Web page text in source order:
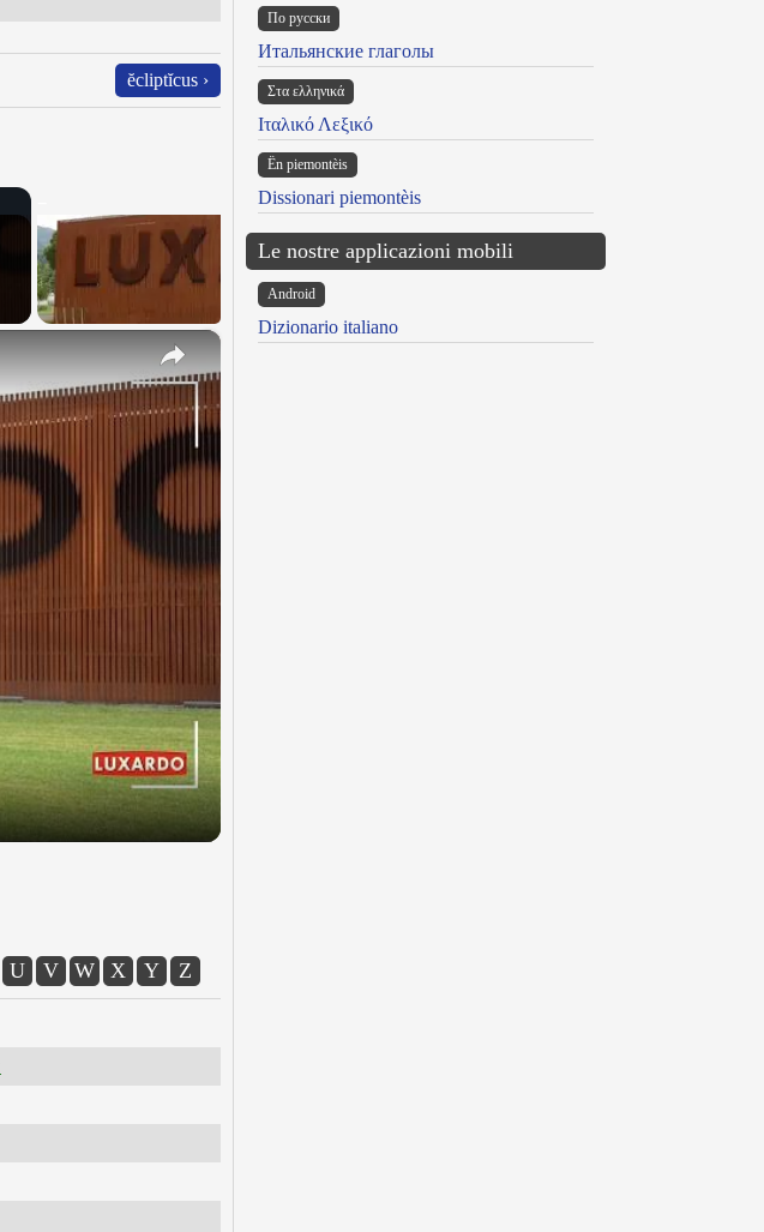
ĕcliptĭcus ›
×
U V W X Y Z
По русски
Итальянские глаголы
Στα ελληνικά
Ιταλικό Λεξικό
Ën piemontèis
Dissionari piemontèis
Le nostre applicazioni mobili
Android
Dizionario italiano